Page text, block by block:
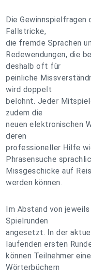
Die Gewinnspielfragen
Fallstricke,
die fremde Sprachen
Redewendungen, die
deshalb oft für
peinliche
wird doppelt
belohnt. Jeder
zudem die
neuen elektronischen
deren
professioneller Hilfe
Phrasensuche
Missgeschicke auf
werden können.
Im Abstand von
Spielrunden
angesetzt. In der
laufenden ersten
können Teilnehmer
Wörterbüchern